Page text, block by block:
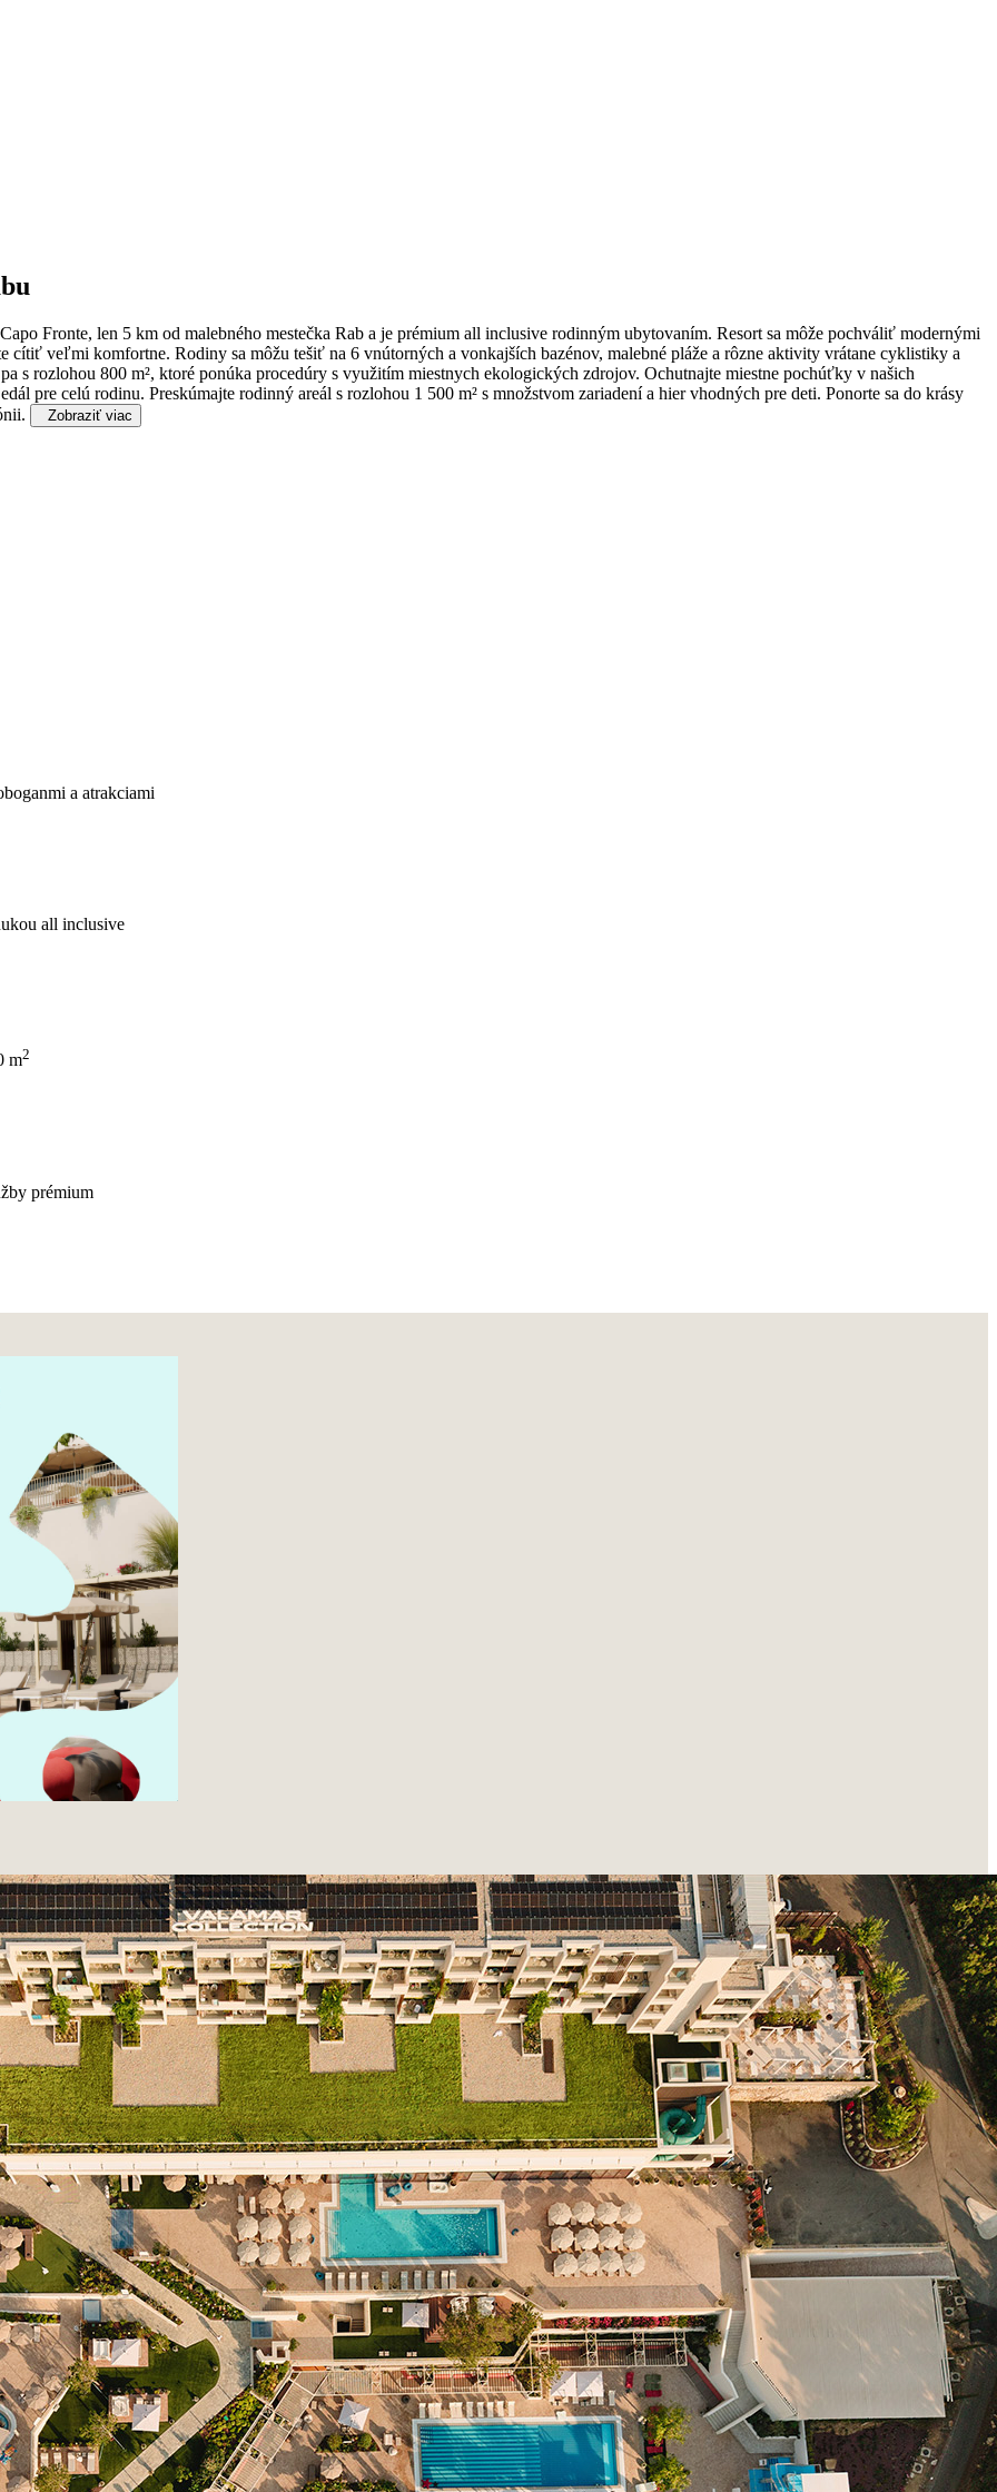
Fronte, len 5 km od malebného mestečka Rab a je prémium all inclusive rodinným ubytovaním. Resort sa môže pochváliť modernými
veľmi komfortne. Rodiny sa môžu tešiť na 6 vnútorných a vonkajších bazénov, malebné pláže a rôzne aktivity vrátane cyklistiky a
s rozlohou 800 m², ktoré ponúka procedúry s využitím miestnych ekologických zdrojov. Ochutnajte miestne pochúťky v našich
pre celú rodinu. Preskúmajte rodinný areál s rozlohou 1 500 m² s množstvom zariadení a hier vhodných pre deti. Ponorte sa do krásy
Zobraziť viac
a atrakciami
all inclusive
m2
prémium